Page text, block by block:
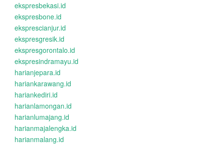
ekspresbekasi.id
ekspresbone.id
eksprescianjur.id
ekspresgresik.id
ekspresgorontalo.id
ekspresindramayu.id
harianjepara.id
hariankarawang.id
hariankediri.id
harianlamongan.id
harianlumajang.id
harianmajalengka.id
harianmalang.id